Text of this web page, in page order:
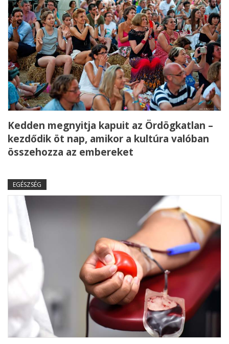
Kedden megnyitja kapuit az Ördögkatlan –
kezdődik öt nap, amikor a kultúra valóban
összehozza az embereket
EGÉSZSÉG